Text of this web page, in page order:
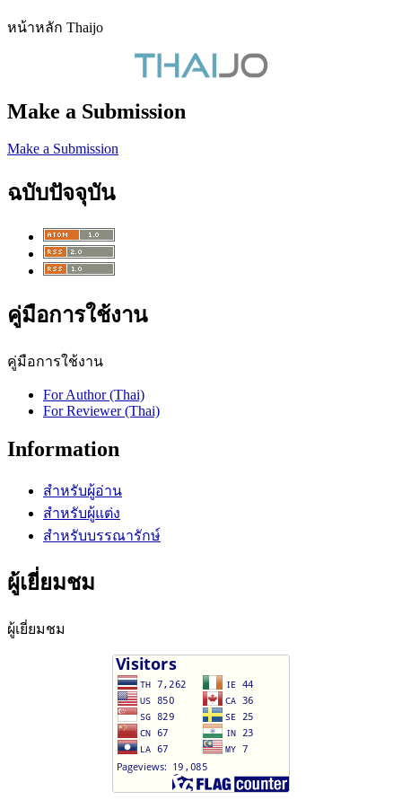
หน้าหลัก Thaijo
Make a Submission
Make a Submission
ฉบับปัจจุบัน
คู่มือการใช้งาน
คู่มือการใช้งาน
For Author (Thai)
For Reviewer (Thai)
Information
สำหรับผู้อ่าน
สำหรับผู้แต่ง
สำหรับบรรณารักษ์
ผู้เยี่ยมชม
ผู้เยี่ยมชม